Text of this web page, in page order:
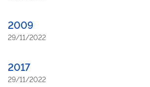
2009
29/11/2022
2017
29/11/2022